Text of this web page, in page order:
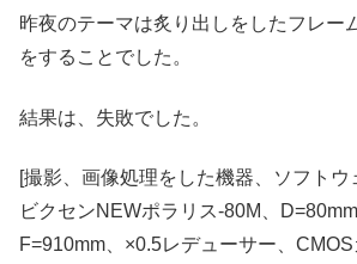
昨夜のテーマは炙り出しをしたフレー
をすることでした。
結果は、失敗でした。
[撮影、画像処理をした機器、ソフトウ
ビクセンNEWポラリス-80M、
F=910mm、×0.5レデューサー、CMOS